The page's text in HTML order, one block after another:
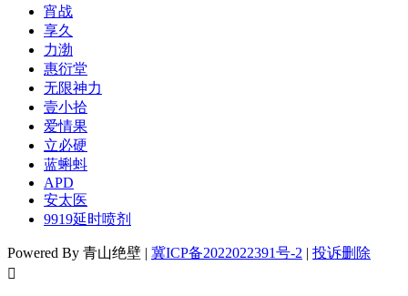
宵战
享久
力渤
惠衍堂
无限神力
壹小拾
爱情果
立必硬
蓝蝌蚪
APD
安太医
9919延时喷剂
Powered By 青山绝壁 | 冀ICP备2022022391号-2 | 投诉删除
󦘖